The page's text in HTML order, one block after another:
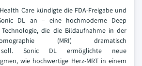
Care kündigte die FDA-Freigabe und
DL an – eine hochmoderne Deep
Technologie, die die Bildaufnahme in der
(MRI) dramatisch
soll. Sonic DL ermöglichte neue
wie hochwertige Herz-MRT in einem